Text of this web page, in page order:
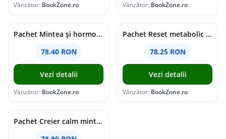
Vânzător: BookZone.ro Vânzător: BookZone.ro
Pachet Mintea și hormonii tăi
78.40 RON
Vezi detalii
Vânzător: BookZone.ro
Pachet Reset metabolic complet
78.25 RON
Vezi detalii
Vânzător: BookZone.ro
Pachet Creier calm minte puternică